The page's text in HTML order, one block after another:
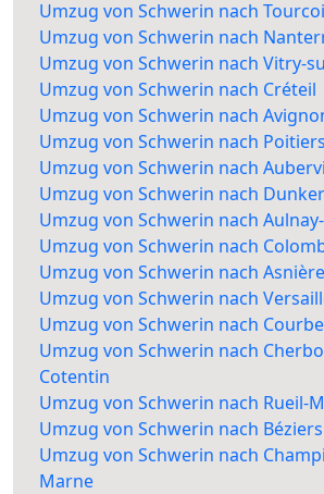
Umzug von Schwerin nach
Umzug von Schwerin nach
Umzug von Schwerin nach Vitry-
Umzug von Schwerin nach Créteil
Umzug von Schwerin nach
Umzug von Schwerin nach Poitiers
Umzug von Schwerin nach
Umzug von Schwerin nach
Umzug von Schwerin nach
Umzug von Schwerin nach
Umzug von Schwerin nach
Umzug von Schwerin nach
Umzug von Schwerin nach
Umzug von Schwerin nach
Cotentin
Umzug von Schwerin nach Rueil-
Umzug von Schwerin nach Béziers
Umzug von Schwerin nach
Marne